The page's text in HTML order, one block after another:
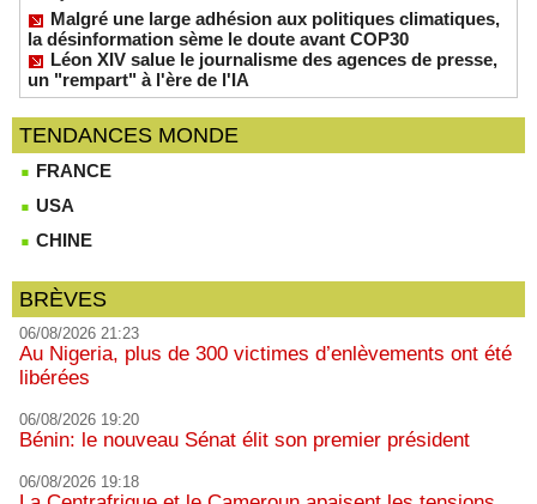
Malgré une large adhésion aux politiques climatiques,
la désinformation sème le doute avant COP30
Léon XIV salue le journalisme des agences de presse,
un "rempart" à l'ère de l'IA
TENDANCES MONDE
FRANCE
USA
CHINE
BRÈVES
06/08/2026 21:23
Au Nigeria, plus de 300 victimes d’enlèvements ont été
libérées
06/08/2026 19:20
Bénin: le nouveau Sénat élit son premier président
06/08/2026 19:18